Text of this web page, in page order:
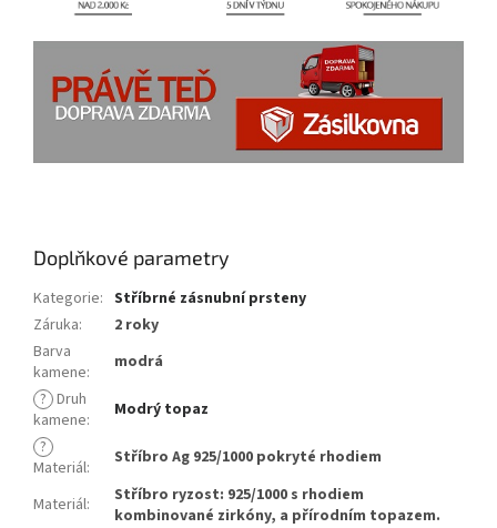
Doplňkové parametry
Kategorie: Stříbrné zásnubní prsteny
Záruka:
2 roky
Barva
kamene:
modrá
? Druh
kamene:
Modrý topaz
?
Materiál: Stříbro Ag 925/1000 pokryté rhodiem
Materiál:
Stříbro ryzost: 925/1000 s rhodiem
kombinované zirkóny, a přírodním topazem.